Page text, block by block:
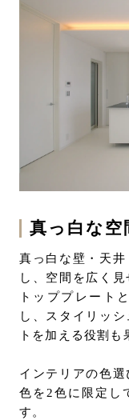
真っ白な
真っ白な壁・天
し、空間を広く
トッププレート
し、スタイリッ
トを加える役割も
インテリアの色
色を2色に限定し
す。